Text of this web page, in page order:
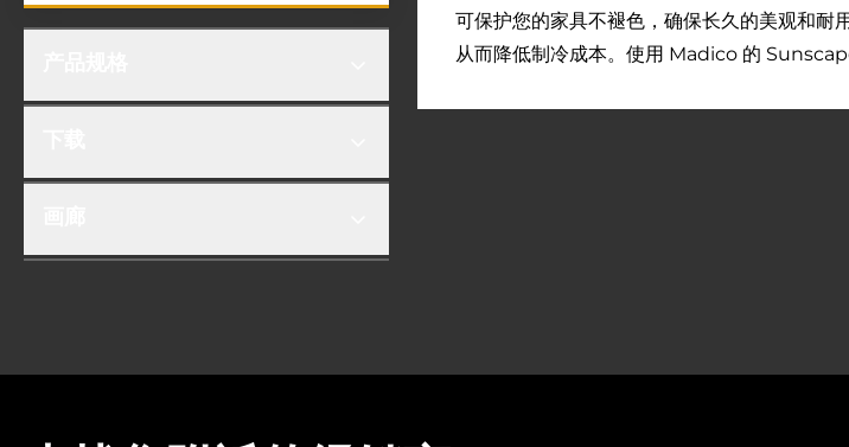
可保护您的家具不褪色，确保长久的美观和
从而降低制冷成本。使用 Madico 的